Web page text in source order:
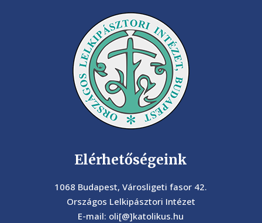
Elérhetőségeink
1068 Budapest, Városligeti fasor 42.
Országos Lelkipásztori Intézet
E-mail: oli[@]katolikus.hu